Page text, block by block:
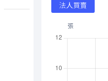
法人買賣